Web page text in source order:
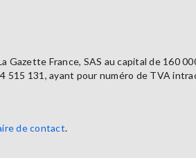
France, SAS au capital de 160
515 131, ayant pour numéro de TVA
de contact.